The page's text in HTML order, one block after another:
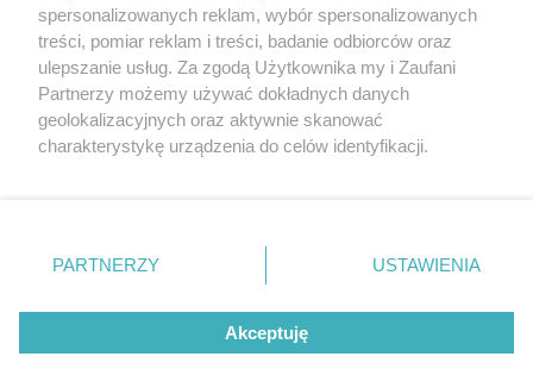
O nas
spersonalizowanych reklam, wybór spersonalizowanych
treści, pomiar reklam i treści, badanie odbiorców oraz
ulepszanie usług. Za zgodą Użytkownika my i Zaufani
Partnerzy możemy używać dokładnych danych
geolokalizacyjnych oraz aktywnie skanować
charakterystykę urządzenia do celów identyfikacji.
zmienić/wycofać klikając przycisk ustawień prywatności
znajdujący się w lewym dolnym rogu strony
rodzaje przetwarzania danych nie wymagają zgody
użytkownika, ale masz prawo sprzeciwić się takiemu
przetwarzaniu. Preferencje będą miały zastosowanie tylko
PARTNERZY USTAWIENIA
Akceptuję